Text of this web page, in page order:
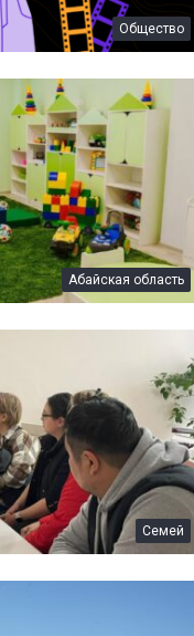
Общество
Абайская область
Семей